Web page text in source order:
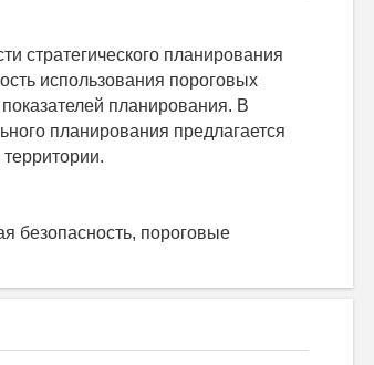
стратегического планирования
использования пороговых
планирования. В
планирования предлагается
территории.
безопасность, пороговые